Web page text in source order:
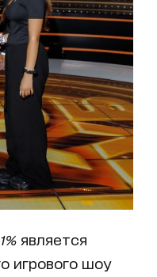
является
игрового шоу